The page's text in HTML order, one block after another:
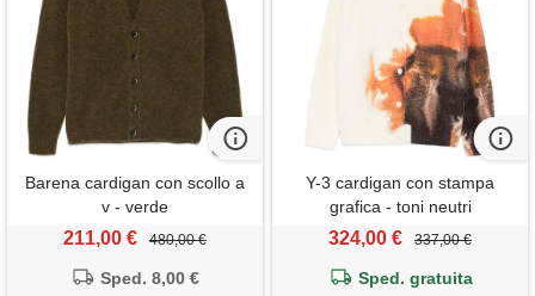
Barena cardigan con scollo a
v - verde
211,00 € 480,00 €
Sped. 8,00 €
Y-3 cardigan con stampa
grafica - toni neutri
324,00 € 337,00 €
Sped. gratuita